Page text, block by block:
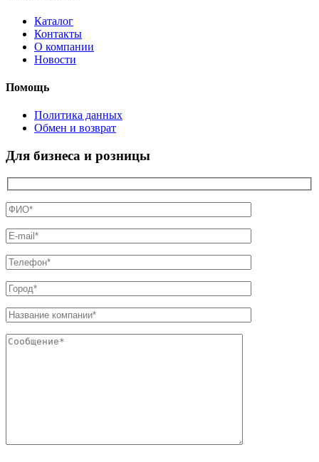
Каталог
Контакты
О компании
Новости
Помощь
Политика данных
Обмен и возврат
Для бизнеса и розницы